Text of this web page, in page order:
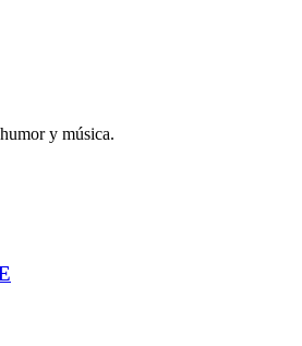
y música.